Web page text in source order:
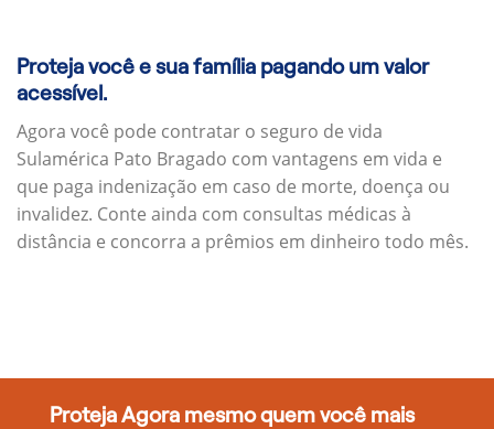
Proteja você e sua família pagando um valor
acessível.
Agora você pode contratar o seguro de vida
Sulamérica Pato Bragado com vantagens em vida e
que paga indenização em caso de morte, doença ou
invalidez. Conte ainda com consultas médicas à
distância e concorra a prêmios em dinheiro todo mês.
Proteja Agora mesmo quem você mais